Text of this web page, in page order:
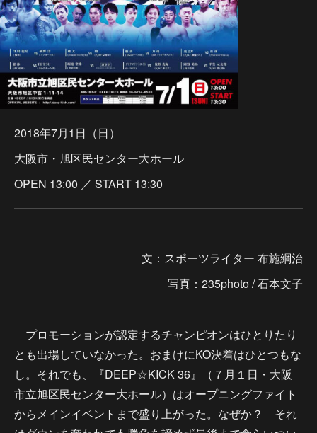
2018年7月1日（日）
大阪市・旭区民センター大ホール
OPEN 13:00 ／ START 13:30
文：スポーツライター 布施綱治
写真：235photo / 石本文子
プロモーションが認定するチャンピオンはひとりたり
とも出場していなかった。おまけにKO決着はひとつもな
し。それでも、『DEEP☆KICK 36』（７月１日・大阪
市立旭区民センター大ホール）はオープニングファイト
からメインイベントまで盛り上がった。なぜか？ それ